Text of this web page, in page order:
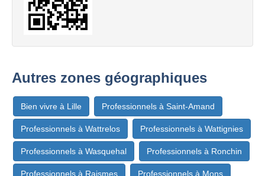
Autres zones géographiques
Bien vivre à Lille Professionnels à Saint-Amand
Professionnels à Wattrelos Professionnels à Wattignies
Professionnels à Wasquehal Professionnels à Ronchin
Professionnels à Raismes Professionnels à Mons